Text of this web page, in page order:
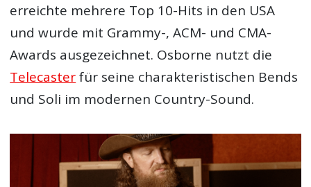
erreichte mehrere Top 10-Hits in den USA
und wurde mit Grammy-, ACM- und CMA-
Awards ausgezeichnet. Osborne nutzt die
Telecasterfür seine charakteristischen Bends
und Soli im modernen Country-Sound.